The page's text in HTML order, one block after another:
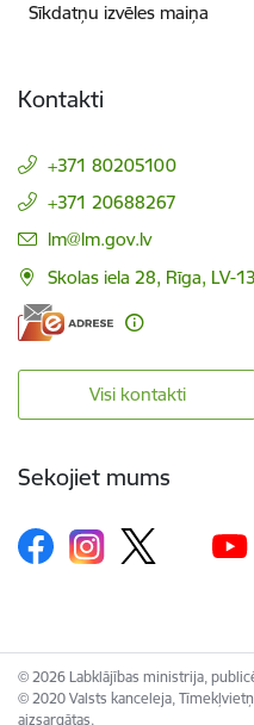
Sīkdatņu izvēles maiņa
Kontakti
+371 80205100
+371 20688267
E-pasts:
lm@lm.gov.lv
Skolas iela 28, Rīga, LV-
Visi kontakti
Sekojiet mums
© 2026 Labklājības ministrija,
© 2020 Valsts kanceleja,
aizsargātas.